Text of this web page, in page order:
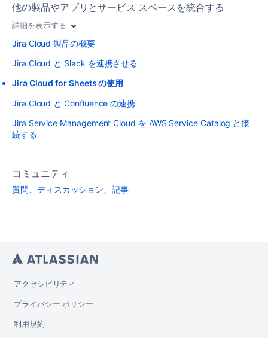
他の製品やアプリとサービス スペースを統合する
詳細を表示する
Jira Cloud 製品の概要
Jira Cloud と Slack を連携させる
Jira Cloud for Sheets の使用
Jira Cloud と Confluence の連携
Jira Service Management Cloud を AWS Service Catalog と接
続する
コミュニティ
質問、ディスカッション、記事
アクセシビリティ
プライバシー ポリシー
利用規約